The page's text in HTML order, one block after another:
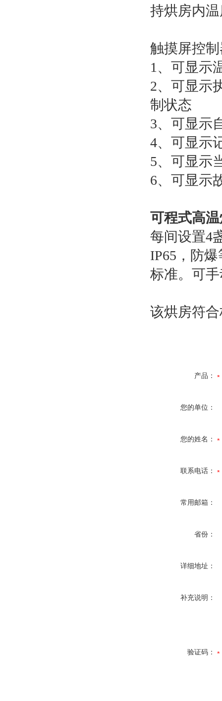
持烘房内
触摸屏控
1、可显示
2、可显示
制状态
3、可显示
4、可显示
5、可显示
6、可显示
可程式高
每间设置4
IP65，防
标准。可
该烘房符
产品：
您的单位：
您的姓名：
联系电话：
常用邮箱：
省份：
详细地址：
补充说明：
验证码：